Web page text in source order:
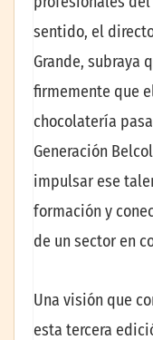
sentido, el
Grande, subraya
firmemente que
chocolatería
Generación
impulsar ese
formación y
de un sector en
Una visión que
esta tercera